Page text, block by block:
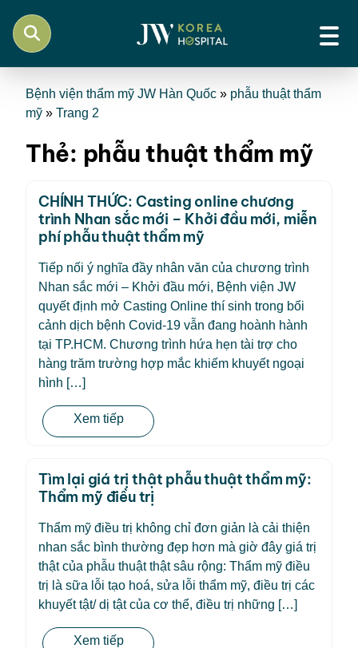
Bệnh viện thẩm mỹ JW Hàn Quốc » phẫu thuật thẩm
mỹ » Trang 2
Thẻ: phẫu thuật thẩm mỹ
CHÍNH THỨC: Casting online chương
trình Nhan sắc mới – Khởi đầu mới, miễn
phí phẫu thuật thẩm mỹ
Tiếp nối ý nghĩa đầy nhân văn của chương trình
Nhan sắc mới – Khởi đầu mới, Bệnh viện JW
quyết định mở Casting Online thí sinh trong bối
cảnh dịch bệnh Covid-19 vẫn đang hoành hành
tại TP.HCM. Chương trình hứa hẹn tài trợ cho
hàng trăm trường hợp mắc khiếm khuyết ngoại
hình […]
Xem tiếp
Tìm lại giá trị thật phẫu thuật thẩm mỹ:
Thẩm mỹ điều trị
Thẩm mỹ điều trị không chỉ đơn giản là cải thiện
nhan sắc bình thường đẹp hơn mà giờ đây giá trị
thật của phẫu thuật thật sâu rộng: Thẩm mỹ điều
trị là sữa lỗi tạo hoá, sửa lỗi thẩm mỹ, điều trị các
khuyết tật/ dị tật của cơ thể, điều trị những […]
Xem tiếp